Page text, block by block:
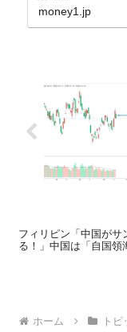
money1.jp
フィリピン「中国がサ
る！」中国は「自国領
ホーム トピ